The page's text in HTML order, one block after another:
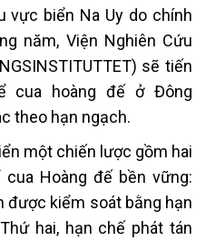
vực biển Na Uy do chính
năm, Viện Nghiên Cứu
sẽ tiến
cua hoàng đế ở Đông
theo hạn ngạch.
một chiến lược gồm hai
Hoàng đế bền vững:
được kiểm soát bằng hạn
hai, hạn chế phát tán